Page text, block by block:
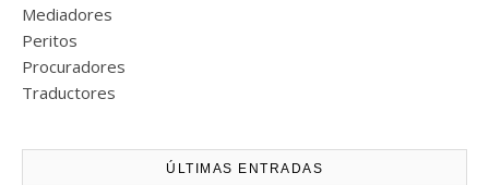
Mediadores
Peritos
Procuradores
Traductores
ÚLTIMAS ENTRADAS